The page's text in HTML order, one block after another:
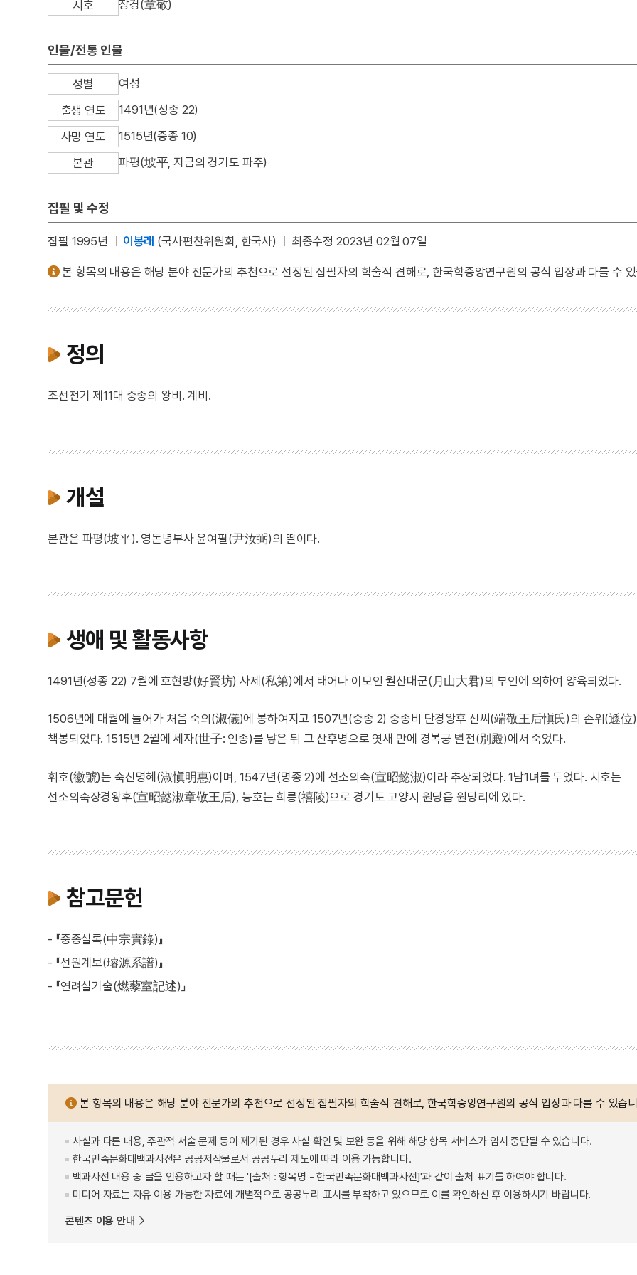
시호 장경(章敬)
인물/전통 인물
성별
여성
출생 연도
1491년(성종 22)
사망 연도
1515년(중종 10)
본관
파평(坡平, 지금의 경기도 파주)
집필 및 수정
집필 1995년 이봉래 (국사편찬위원회, 한국사) 최종수정 2023년 02월 07일
본 항목의 내용은 해당 분야 전문가의 추천으로 선정된 집필자의 학술적 견해로, 한국학중앙연구원의 공식 입장과 다를 수
정의
조선전기 제11대 중종의 왕비. 계비.
개설
본관은 파평(坡平). 영돈녕부사 윤여필(尹汝弼)의 딸이다.
생애 및 활동사항
1491년(성종 22) 7월에 호현방(好賢坊) 사제(私第)에서 태어나 이모인 월산대군(月山大君)의 부인에 의하여 양육되었다.
1506년에 대궐에 들어가 처음 숙의(淑儀)에 봉하여지고 1507년(중종 2) 중종비 단경왕후 신씨(端敬王后愼氏)의 손위(遜位
책봉되었다. 1515년 2월에 세자(世子: 인종)를 낳은 뒤 그 산후병으로 엿새 만에 경복궁 별전(別殿)에서 죽었다.
휘호(徽號)는 숙신명혜(淑愼明惠)이며, 1547년(명종 2)에 선소의숙(宣昭懿淑)이라 추상되었다. 1남1녀를 두었다. 시호는
선소의숙장경왕후(宣昭懿淑章敬王后), 능호는 희릉(禧陵)으로 경기도 고양시 원당읍 원당리에 있다.
참고문헌
- 『중종실록(中宗實錄)』
- 『선원계보(璿源系譜)』
- 『연려실기술(燃藜室記述)』
본 항목의 내용은 해당 분야 전문가의 추천으로 선정된 집필자의 학술적 견해로, 한국학중앙연구원의 공식 입장과 다를 수 있습
사실과 다른 내용, 주관적 서술 문제 등이 제기된 경우 사실 확인 및 보완 등을 위해 해당 항목 서비스가 임시 중단될 수 있습니다.
한국민족문화대백과사전은 공공저작물로서 공공누리 제도에 따라 이용 가능합니다.
백과사전 내용 중 글을 인용하고자 할 때는 '[출처 : 항목명 - 한국민족문화대백과사전]'과 같이 출처 표기를 하여야 합니다.
미디어 자료는 자유 이용 가능한 자료에 개별적으로 공공누리 표시를 부착하고 있으므로 이를 확인하신 후 이용하시기 바랍니다.
콘텐츠 이용 안내